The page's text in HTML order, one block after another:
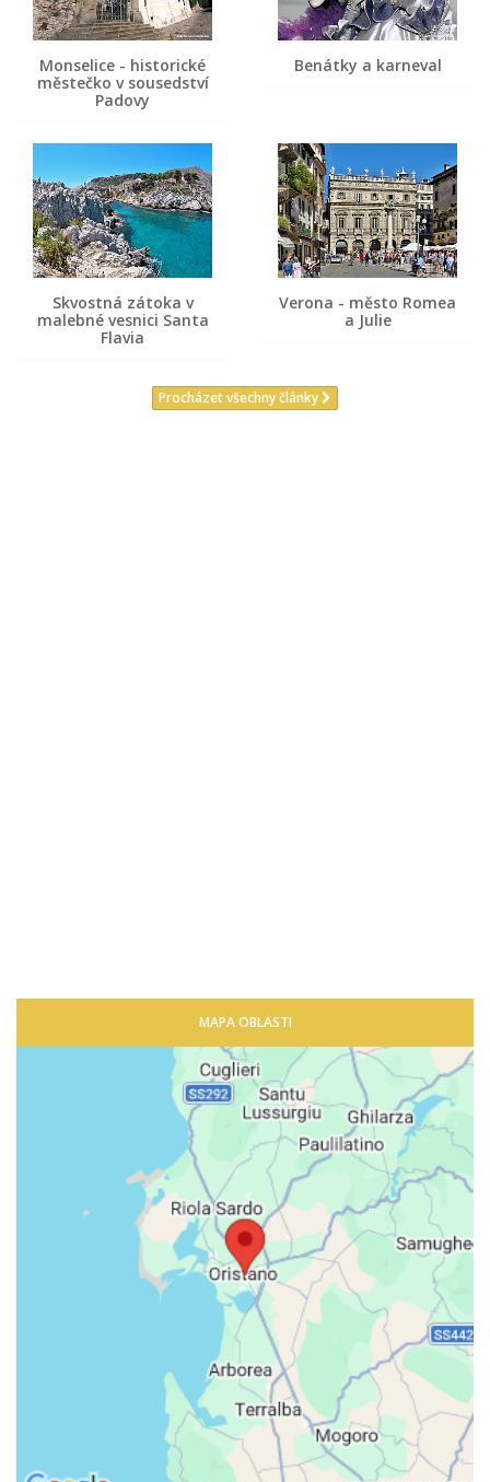
Monselice - historické
městečko v sousedství
Padovy
Benátky a karneval
Skvostná zátoka v
malebné vesnici Santa
Flavia
Verona - město Romea
a Julie
Procházet všechny články
MAPA OBLASTI